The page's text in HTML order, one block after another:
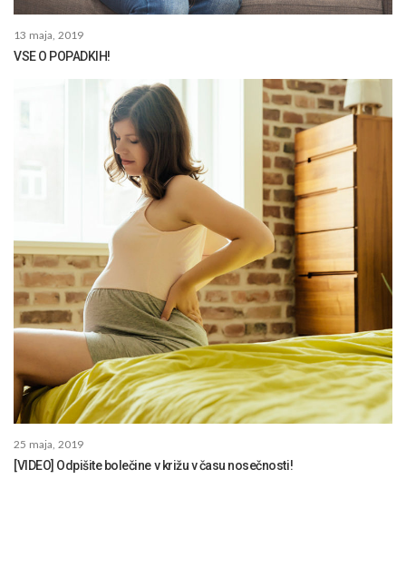
13 maja, 2019
VSE O POPADKIH!
25 maja, 2019
[VIDEO] Odpišite bolečine v križu v času nosečnosti!